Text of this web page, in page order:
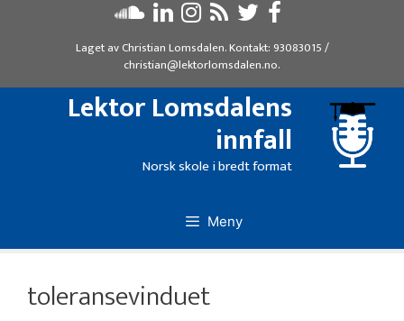
Laget avChristian Lomsdalen. Kontakt: 93083015/
christian@lektorlomsdalen.no.
Lektor Lomsdalens
innfall
Norsk skole i bredt format
Meny
toleransevinduet